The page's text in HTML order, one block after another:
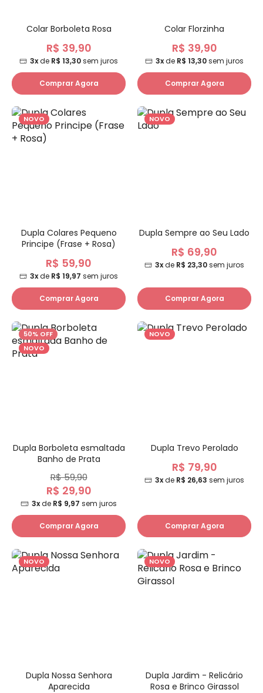
Colar Borboleta Rosa
R$ 39,90
3xde R$ 13,30sem juros
Comprar Agora
Colar Florzinha
R$ 39,90
3xde R$ 13,30sem juros
Comprar Agora
NOVO
Dupla Colares Pequeno
Principe (Frase + Rosa)
R$ 59,90
3xde R$ 19,97 sem juros
Comprar Agora
NOVO
Dupla Sempre ao Seu Lado
R$ 69,90
3xde R$ 23,30sem juros
Comprar Agora
50% OFF
NOVO
Dupla Borboleta esmaltada
Banho de Prata
R$ 59,90
R$ 29,90
3xde R$ 9,97 sem juros
Comprar Agora
NOVO
Dupla Trevo Perolado
R$ 79,90
3xde R$ 26,63 sem juros
Comprar Agora
NOVO
Dupla Nossa Senhora
Aparecida
NOVO
Dupla Jardim - Relicário
Rosa e Brinco Girassol